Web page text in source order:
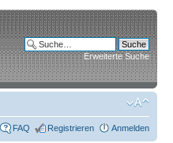
Erweiterte Suche
FAQ Registrieren Anmelden